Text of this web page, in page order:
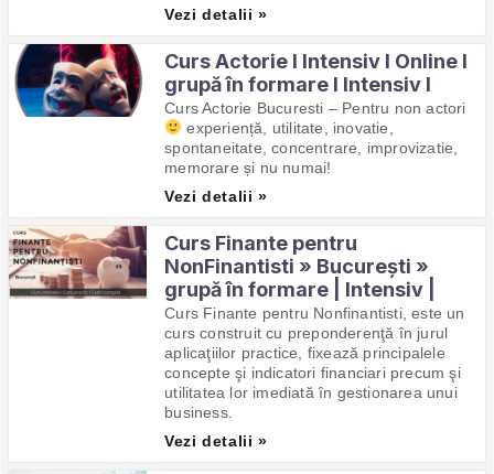
Vezi detalii »
Curs Actorie I Intensiv I Online I
grupă în formare I Intensiv I
Curs Actorie Bucuresti – Pentru non actori
experiență, utilitate, inovatie,
spontaneitate, concentrare, improvizatie,
memorare și nu numai!
Vezi detalii »
Curs Finante pentru
NonFinantisti » București »
grupă în formare | Intensiv |
Curs Finante pentru Nonfinantisti, este un
curs construit cu preponderenţă în jurul
aplicaţiilor practice, fixează principalele
concepte şi indicatori financiari precum şi
utilitatea lor imediată în gestionarea unui
business.
Vezi detalii »